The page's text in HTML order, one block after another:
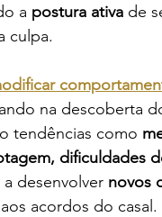
a postura ativa de
culpa.
na descoberta
tendências como
dificuldades
desenvolver novos
aos acordos do casal.